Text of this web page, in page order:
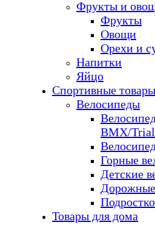
Фрукты и
Фрукты
Овощи
Орехи и
Напитки
Яйцо
Спортивные товары
Велосипеды
BMX/
Горные
Детские
Товары для дома